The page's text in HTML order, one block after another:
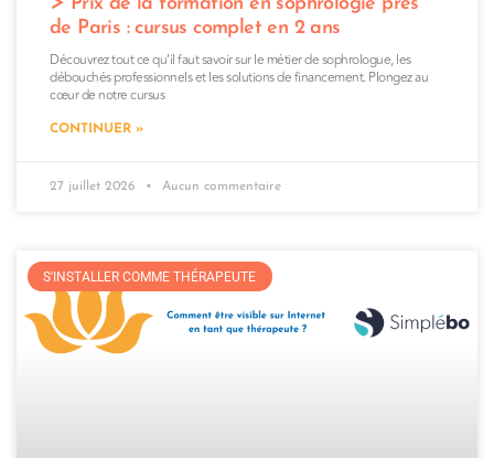
Prix de la formation en sophrologie près
de Paris : cursus complet en 2 ans
Découvrez tout ce qu’il faut savoir sur le métier de sophrologue, les
débouchés professionnels et les solutions de financement. Plongez au
cœur de notre cursus
CONTINUER »
27 juillet 2026 Aucun commentaire
S'INSTALLER COMME THÉRAPEUTE